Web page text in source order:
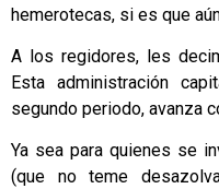
hemerotecas, si es que
A los regidores, les
Esta administración
segundo periodo, avanza
Ya sea para quienes se
(que no teme